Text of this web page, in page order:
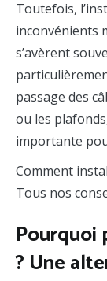
Toutefois,
inconvénients
s’avèrent
passage des
ou les
importante
Comment
Tous nos
Pourquoi
? Une